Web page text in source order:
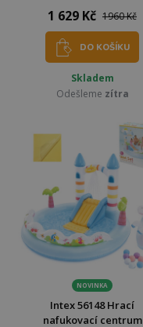
1 629 Kč 1960 Kč
DO KOŠÍKU
Skladem
Odešleme zítra
NOVINKA
Intex 56148 Hrací
nafukovací centrum